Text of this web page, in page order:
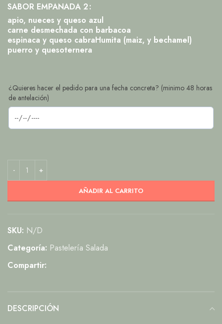
SABOR EMPANADA 2
apio, nueces y queso azul
carne desmechada con barbacoa
espinaca y queso cabraHumita (maiz, y bechamel)
puerro y quesoternera
¿Quieres hacer el pedido para una fecha concreta? (minimo 48 horas
de antelación)
AÑADIR AL CARRITO
SKU: N/D
Categoría: Pastelería Salada
Compartir:
DESCRIPCIÓN